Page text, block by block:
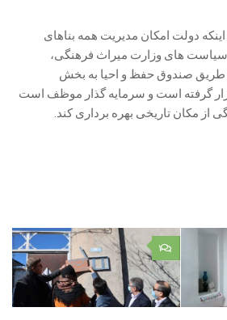
اینکه دولت امکان مدیریت همه بناهای
سیاست های وزارت میراث فرهنگی،
طریق صندوق حفظ و احیا به بخش
گرفته است و سرمایه گذار موظف است
مکان تاریخی بهره برداری کند.
۱